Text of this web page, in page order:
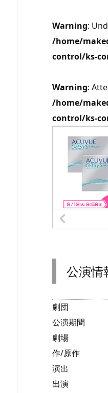
Warning:
/home/
control/ks-
Warning:
/home/
control/ks-
公演情
劇団
公演期間
劇場
作/原作
演出
出演